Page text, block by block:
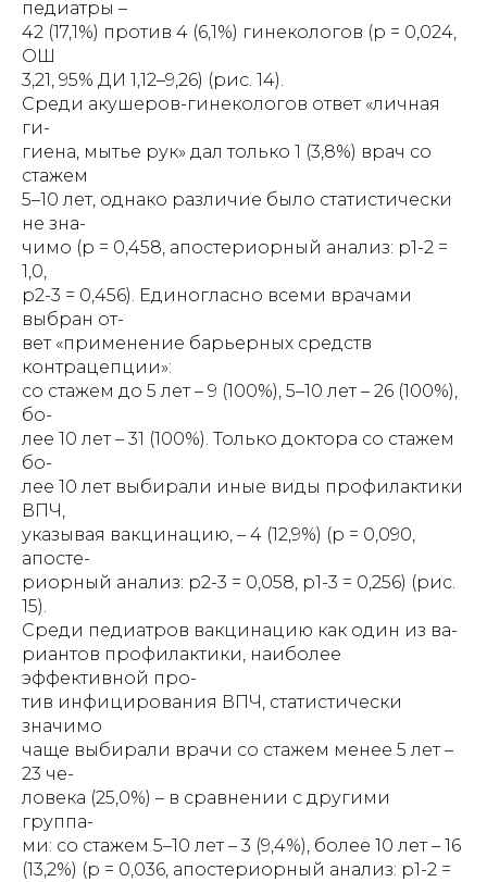
педиатры –
42 (17,1%) против 4 (6,1%) гинекологов (р = 0,024,
ОШ
3,21, 95% ДИ 1,12–9,26) (рис. 14).
Среди акушеров-гинекологов ответ «личная
ги-
гиена, мытье рук» дал только 1 (3,8%) врач со
стажем
5–10 лет, однако различие было статистически
не зна-
чимо (р = 0,458, апостериорный анализ: р1-2 =
1,0,
р2-3 = 0,456). Единогласно всеми врачами
выбран от-
вет «применение барьерных средств
контрацепции»:
со стажем до 5 лет – 9 (100%), 5–10 лет – 26 (100%),
бо-
лее 10 лет – 31 (100%). Только доктора со стажем
бо-
лее 10 лет выбирали иные виды профилактики
ВПЧ,
указывая вакцинацию, – 4 (12,9%) (р = 0,090,
апосте-
риорный анализ: р2-3 = 0,058, р1-3 = 0,256) (рис.
15).
Среди педиатров вакцинацию как один из ва-
риантов профилактики, наиболее
эффективной про-
тив инфицирования ВПЧ, статистически
значимо
чаще выбирали врачи со стажем менее 5 лет –
23 че-
ловека (25,0%) – в сравнении с другими
группа-
ми: со стажем 5–10 лет – 3 (9,4%), более 10 лет – 16
(13,2%) (р = 0,036, апостериорный анализ: р1-2 =